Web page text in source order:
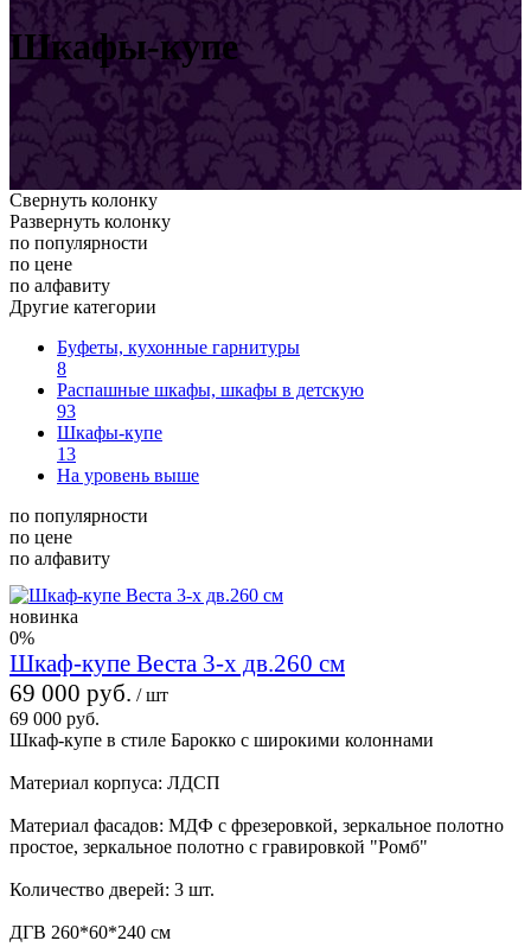
Шкафы-купе
Свернуть колонку
Развернуть колонку
по популярности
по цене
по алфавиту
Другие категории
Буфеты, кухонные гарнитуры
8
Распашные шкафы, шкафы в детскую
93
Шкафы-купе
13
На уровень выше
по популярности
по цене
по алфавиту
новинка
0%
Шкаф-купе Веста 3-х дв.260 см
69 000 руб. / шт
69 000 руб.
Шкаф-купе в стиле Барокко с широкими колоннами
Материал корпуса: ЛДСП
Материал фасадов: МДФ с фрезеровкой, зеркальное полотно
простое, зеркальное полотно с гравировкой "Ромб"
Количество дверей: 3 шт.
ДГВ 260*60*240 см